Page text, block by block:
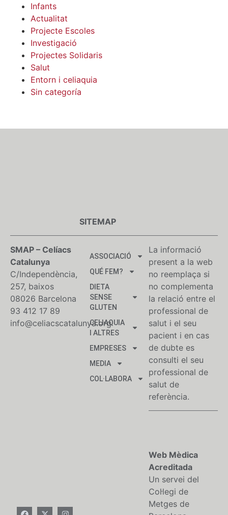
Infants
Actualitat
Projecte Escoles
Investigació
Projectes Solidaris
Salut
Entorn i celiaquia
Sin categoría
SMAP – Celíacs
Catalunya
C/Independència,
257, baixos
08026 Barcelona
93 412 17 89
info@celiacscatalunya.org
SITEMAP
ASSOCIACIÓ
QUÉ FEM?
DIETA
SENSE
GLUTEN
CELIAQUIA
I ALTRES
EMPRESES
MEDIA
COL·LABORA
La informació
present a la web
no reemplaça si
no complementa
la relació entre el
professional de
salut i el seu
pacient i en cas
de dubte es
consulti el seu
professional de
salut de
referència.
Web Mèdica
Acreditada
Un servei del
Col·legi de
Metges de